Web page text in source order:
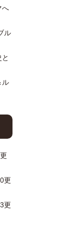
へ
ル
ル
更
更